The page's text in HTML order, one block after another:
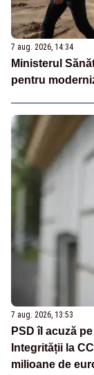
7 aug. 2026, 14:34
Ministerul
pentru
7 aug. 2026, 13:53
PSD îl acuză
Integrității la
milioane de